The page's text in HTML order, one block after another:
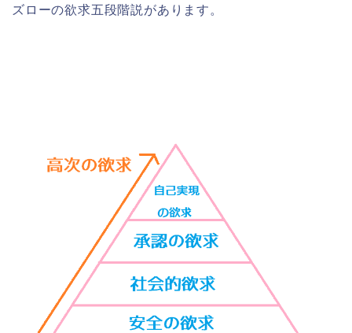
ズローの欲求五段階説があります。